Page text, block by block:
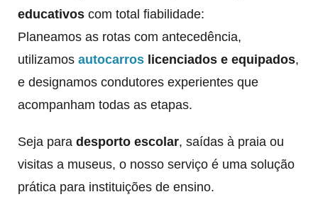
educativos com total fiabilidade:
Planeamos as rotas com antecedência,
utilizamos autocarros licenciados e equipados,
e designamos condutores experientes que
acompanham todas as etapas.
Seja para desporto escolar, saídas à praia ou
visitas a museus, o nosso serviço é uma solução
prática para instituições de ensino.